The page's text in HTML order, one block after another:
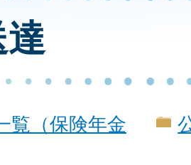
覧（保険年金